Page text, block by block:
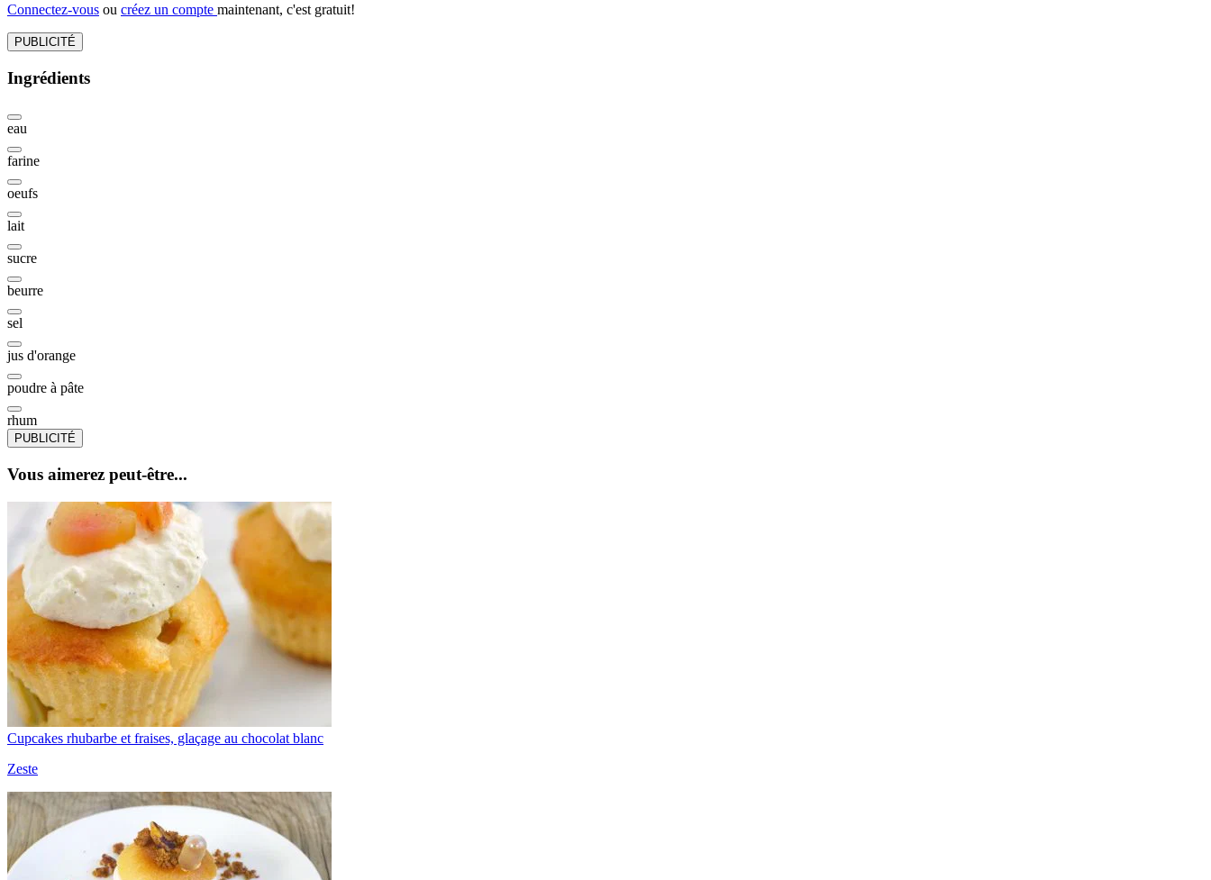
Connectez-vous ou créez un compte maintenant, c'est gratuit!
PUBLICITÉ
Ingrédients
eau
farine
oeufs
lait
sucre
beurre
sel
jus d'orange
poudre à pâte
rhum
PUBLICITÉ
Vous aimerez peut-être...
Cupcakes rhubarbe et fraises, glaçage au chocolat blanc
Zeste